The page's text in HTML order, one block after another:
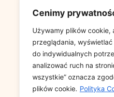
Cenimy
Używamy plików cookie,
przeglądania,
do indywidualnych
analizować ruch na
wszystkie” oznacza
plików cookie. Polityka